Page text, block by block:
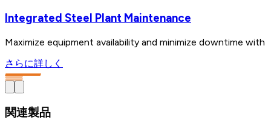
Integrated Steel Plant Maintenance
Maximize equipment availability and minimize downtime
さらに詳しく
関連製品